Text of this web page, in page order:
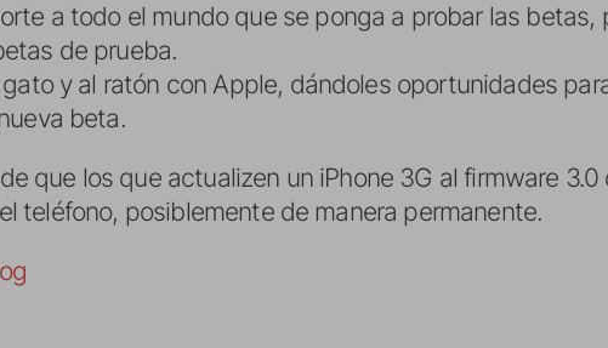
a todo el mundo que se ponga a probar las betas,
de prueba.
y al ratón con Apple, dándoles oportunidades
beta.
que los que actualizen un iPhone 3G al firmware
teléfono, posiblemente de manera permanente.